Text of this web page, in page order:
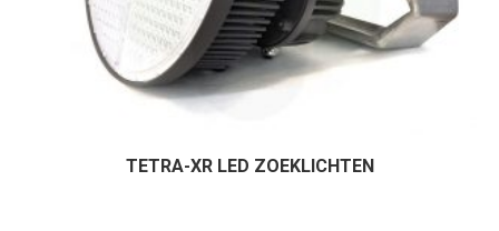
TETRA-XR LED ZOEKLICHTEN